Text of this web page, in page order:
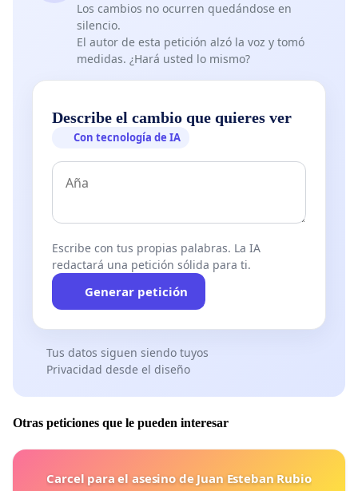
Los cambios no ocurren quedándose en
silencio.
El autor de esta petición alzó la voz y tomó
medidas. ¿Hará usted lo mismo?
Describe el cambio que quieres ver
Con tecnología de IA
Escribe con tus propias palabras. La IA
redactará una petición sólida para ti.
Generar petición
Tus datos siguen siendo tuyos
Privacidad desde el diseño
Otras peticiones que le pueden interesar
Carcel para el asesino de Juan Esteban Rubio